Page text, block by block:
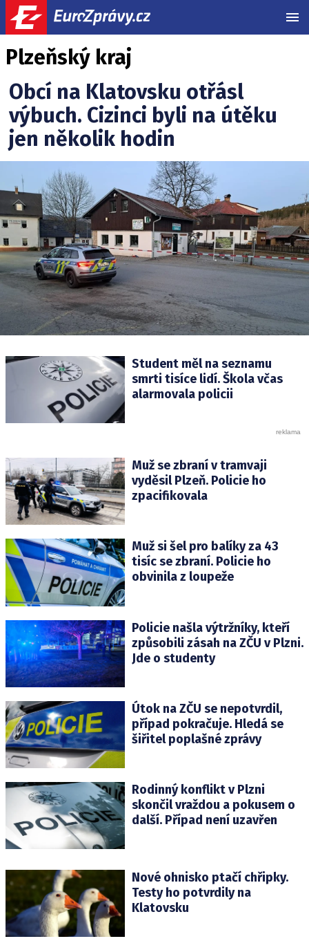
Plzeňský kraj
Obcí na Klatovsku otřásl
výbuch. Cizinci byli na útěku
jen několik hodin
Student měl na seznamu
smrti tisíce lidí. Škola včas
alarmovala policii
Muž se zbraní v tramvaji
vyděsil Plzeň. Policie ho
zpacifikovala
Muž si šel pro balíky za 43
tisíc se zbraní. Policie ho
obvinila z loupeže
Policie našla výtržníky, kteří
způsobili zásah na ZČU v Plzni.
Jde o studenty
Útok na ZČU se nepotvrdil,
případ pokračuje. Hledá se
šiřitel poplašné zprávy
Rodinný konflikt v Plzni
skončil vraždou a pokusem o
další. Případ není uzavřen
Nové ohnisko ptačí chřipky.
Testy ho potvrdily na
Klatovsku